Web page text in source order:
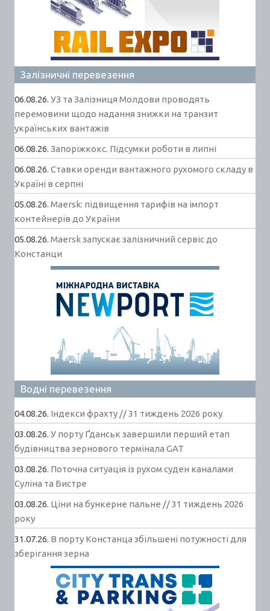
Залізничні перевезення
06.08.26. УЗ та Залізниця Молдови проводять
перемовини щодо надання знижки на транзит
українських вантажів
06.08.26. Запоріжкокс. Підсумки роботи в липні
06.08.26. Ставки оренди вантажного рухомого складу в
Україні в серпні
05.08.26. Maersk: підвищення тарифів на імпорт
контейнерів до України
05.08.26. Maersk запускає залізничний сервіс до
Констанци
Водні перевезення
04.08.26. Індекси фрахту // 31 тиждень 2026 року
03.08.26. У порту Ґданськ завершили перший етап
будівництва зернового термінала GAT
03.08.26. Поточна ситуація із рухом суден каналами
Суліна та Бистре
03.08.26. Ціни на бункерне пальне // 31 тиждень 2026
року
31.07.26. В порту Констанца збільшені потужності для
зберігання зерна